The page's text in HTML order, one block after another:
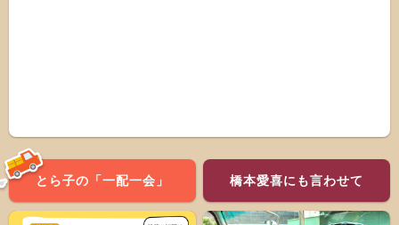
とら子の「一配一会」 橋本愛喜にも言わせて